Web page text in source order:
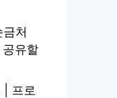
처
유할
| 프로